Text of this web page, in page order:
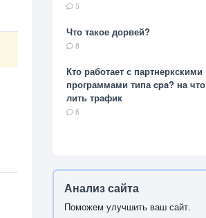
5
Что такое дорвей?
8
Кто работает с партнеркскими
программами типа cpa? на что
лить трафик
6
Анализ сайта
Поможем улучшить ваш сайт.